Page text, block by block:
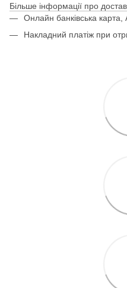
Більше інформації про
Онлайн банківська
Накладний платіж при